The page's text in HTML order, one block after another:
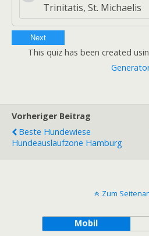
Trinitatis, St. Michaelis
Next
This quiz has been created
Vorheriger Beitrag
Beste Hundewiese
Hundeauslaufzone Hamburg
Zum
Mobil